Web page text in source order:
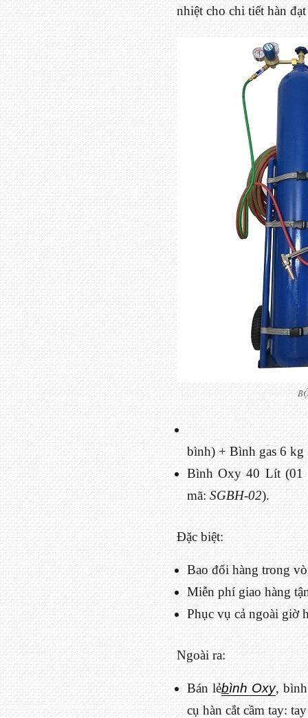
nhiệt cho chi tiết hàn
bình) + Bình gas 6
Bình Oxy 40 Lít
mã:SGBH-02).
Đặc biệt:
Bao đổi hàng trong
Miễn phí giao hàng
Phục vụ cả ngoài giờ
Ngoài ra:
Bán lẻbình Oxy,
cụ hàn cắt cầm tay: